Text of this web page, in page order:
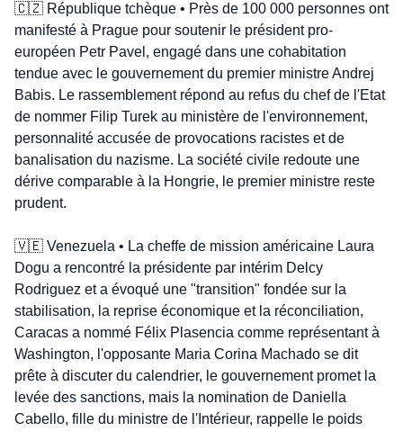
🇨🇿 République tchèque • Près de 100 000 personnes ont
manifesté à Prague pour soutenir le président pro-
européen Petr Pavel, engagé dans une cohabitation
tendue avec le gouvernement du premier ministre Andrej
Babis. Le rassemblement répond au refus du chef de l'Etat
de nommer Filip Turek au ministère de l'environnement,
personnalité accusée de provocations racistes et de
banalisation du nazisme. La société civile redoute une
dérive comparable à la Hongrie, le premier ministre reste
prudent.
🇻🇪 Venezuela • La cheffe de mission américaine Laura
Dogu a rencontré la présidente par intérim Delcy
Rodriguez et a évoqué une "transition" fondée sur la
stabilisation, la reprise économique et la réconciliation,
Caracas a nommé Félix Plasencia comme représentant à
Washington, l'opposante Maria Corina Machado se dit
prête à discuter du calendrier, le gouvernement promet la
levée des sanctions, mais la nomination de Daniella
Cabello, fille du ministre de l'Intérieur, rappelle le poids